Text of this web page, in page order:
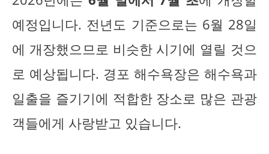
예정입니다. 전년도 기준으로는 6월 28일
에 개장했으므로 비슷한 시기에 열릴 것으
로 예상됩니다. 경포 해수욕장은 해수욕과
일출을 즐기기에 적합한 장소로 많은 관광
객들에게 사랑받고 있습니다.